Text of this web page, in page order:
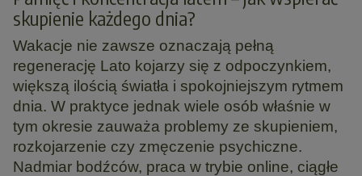
skupienie każdego dnia?
Wakacje nie zawsze oznaczają pełną
regenerację Lato kojarzy się z odpoczynkiem,
większą ilością światła i spokojniejszym rytmem
dnia. W praktyce jednak wiele osób właśnie w
tym okresie zauważa problemy ze skupieniem,
rozkojarzenie czy zmęczenie psychiczne.
Nadmiar bodźców, praca w trybie online, ciągłe